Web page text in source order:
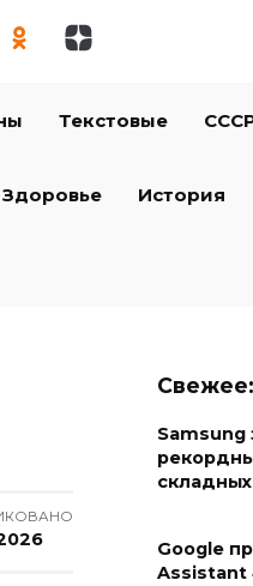
Текстовые
Здоровье История
Свежее:
Samsung
Google
Assistant